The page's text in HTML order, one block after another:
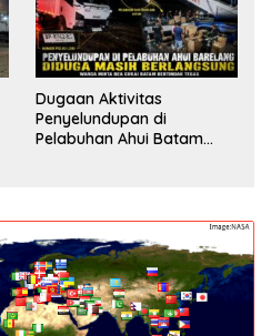
Dugaan Aktivitas
Penyelundupan di
Pelabuhan Ahui Batam